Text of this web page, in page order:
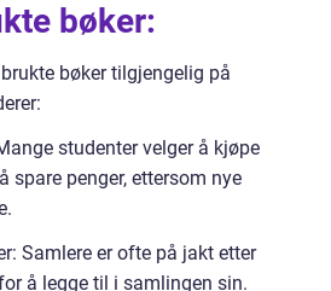
bøker:
bøker tilgjengelig på
studenter velger å kjøpe
spare penger, ettersom nye
Samlere er ofte på jakt etter
å legge til i samlingen sin.